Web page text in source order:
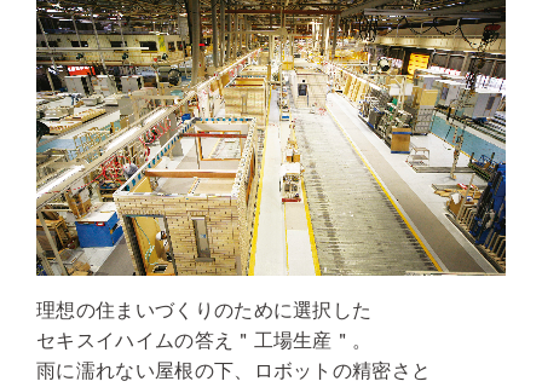
理想の住まいづくりのために選択した
セキスイハイムの答え＂工場生産＂。
雨に濡れない屋根の下、ロボットの精密さと